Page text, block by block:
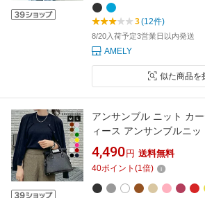
3(12件)
8/20入荷予定3営業日以内発送
AMELY
似た商品を
アンサンブル ニット カ
ィース アンサンブルニッ
ンブル きれいめ クルー
長袖カーディガン M L 春
送料無料 ≪ゆうメール便
4,490 円 送料無料
40ポイント (1倍)